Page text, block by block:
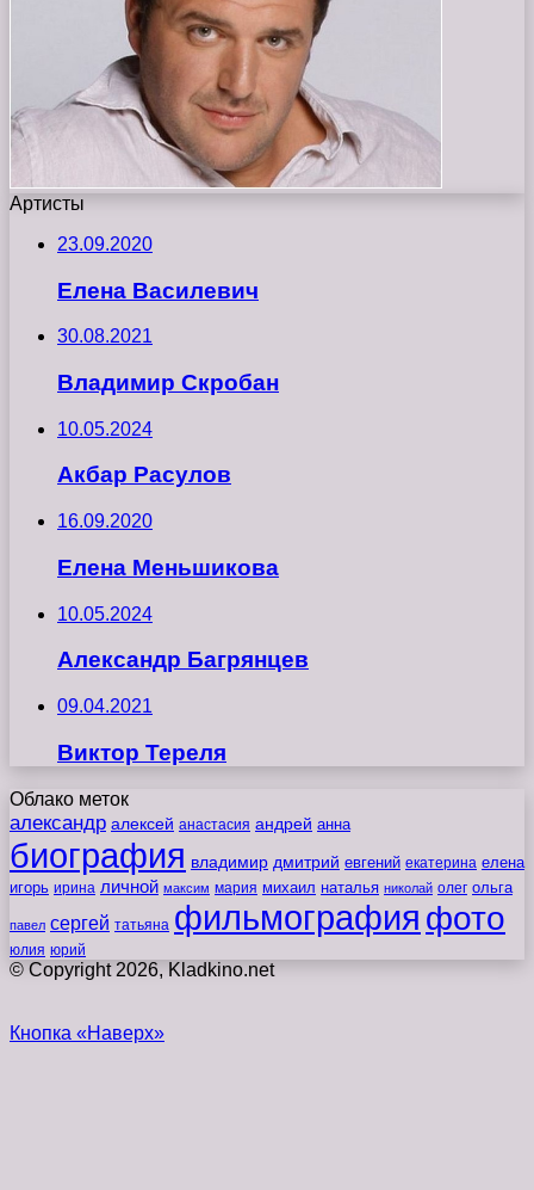
Артисты
23.09.2020
Елена Василевич
30.08.2021
Владимир Скробан
10.05.2024
Акбар Расулов
16.09.2020
Елена Меньшикова
10.05.2024
Александр Багрянцев
09.04.2021
Виктор Тереля
Облако меток
александр алексей анастасия андрей анна
биография владимир дмитрий евгений екатерина елена
игорь ирина личной максим мария михаил наталья николай олег ольга
павел сергей татьяна фильмография фото
юлия юрий
© Copyright 2026, Kladkino.net
Кнопка «Наверх»